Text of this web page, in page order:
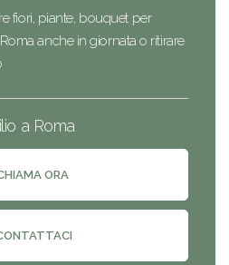
fiori, piante, bouquet per
anche in giornata o ritirare
a Roma
ORA